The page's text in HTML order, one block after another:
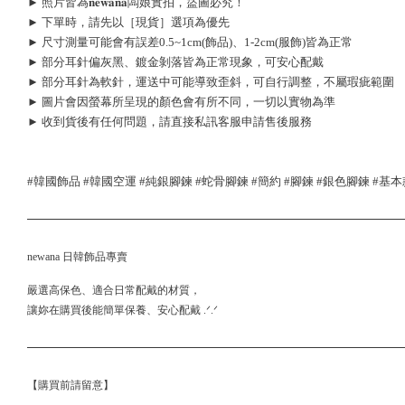
► 下單時，請先以［現貨］選項為優先
► 尺寸測量可能會有誤差0.5~1cm(飾品)、1-2cm(服飾)皆為正常
► 部分耳針偏灰黑、鍍金剝落皆為正常現象，可安心配戴
► 部分耳針為軟針，運送中可能導致歪斜，可自行調整，不屬瑕疵範圍
► 圖片會因螢幕所呈現的顏色會有所不同，一切以實物為準
► 收到貨後有任何問題，請直接私訊客服申請售後服務
#韓國飾品 #韓國空運 #純銀腳鍊 #蛇骨腳鍊 #簡約 #腳鍊 #銀色腳鍊 #基本
newana 日韓飾品專賣
嚴選高保色、適合日常配戴的材質，
讓妳在購買後能簡單保養、安心配戴 .ᐟ.ᐟ
【購買前請留意】